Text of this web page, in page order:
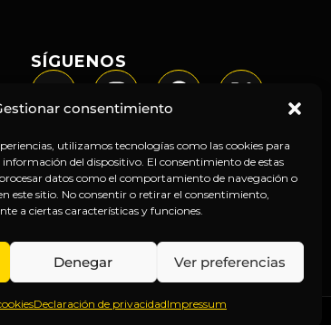
consentimiento
utilizamos tecnologías como las cookies para
del dispositivo. El consentimiento de estas
datos como el comportamiento de navegación o
este sitio. No consentir o retirar el consentimiento,
a ciertas características y funciones.
Denegar Ver preferencias
Declaración de privacidadImpressum
SÍGUENOS